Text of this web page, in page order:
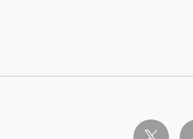
twitter-x